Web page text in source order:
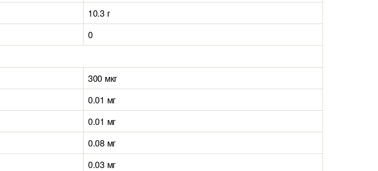
10.3 г
0
300 мкг
0.01 мг
0.01 мг
0.08 мг
0.03 мг